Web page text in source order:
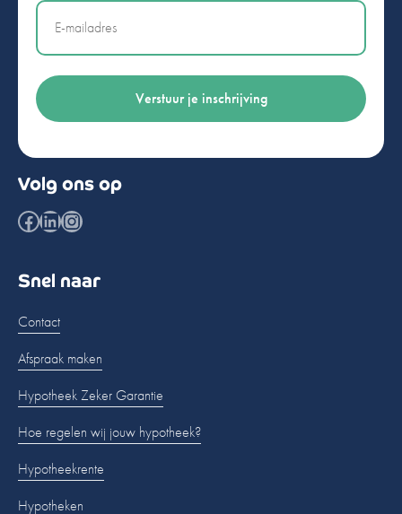
Email
Volg ons op
Facebook
LinkedIn
Instagram
Snel naar
Contact
Afspraak maken
Hypotheek Zeker Garantie
Hoe regelen wij jouw hypotheek?
Hypotheekrente
Hypotheken